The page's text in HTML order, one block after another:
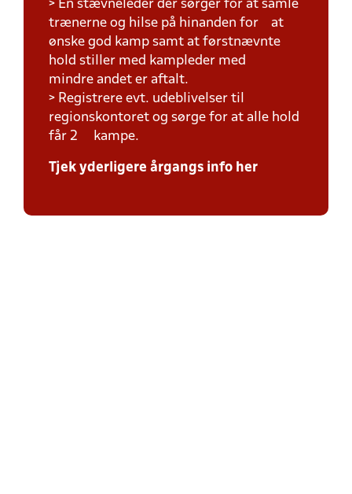
> En stævneleder der sørger for at samle
trænerne og hilse på hinanden for at
ønske god kamp samt at førstnævnte
hold stiller med kampleder med
mindre andet er aftalt.
> Registrere evt. udeblivelser til
regionskontoret og sørge for at alle hold
får 2 kampe.
Tjek yderligere årgangs info her